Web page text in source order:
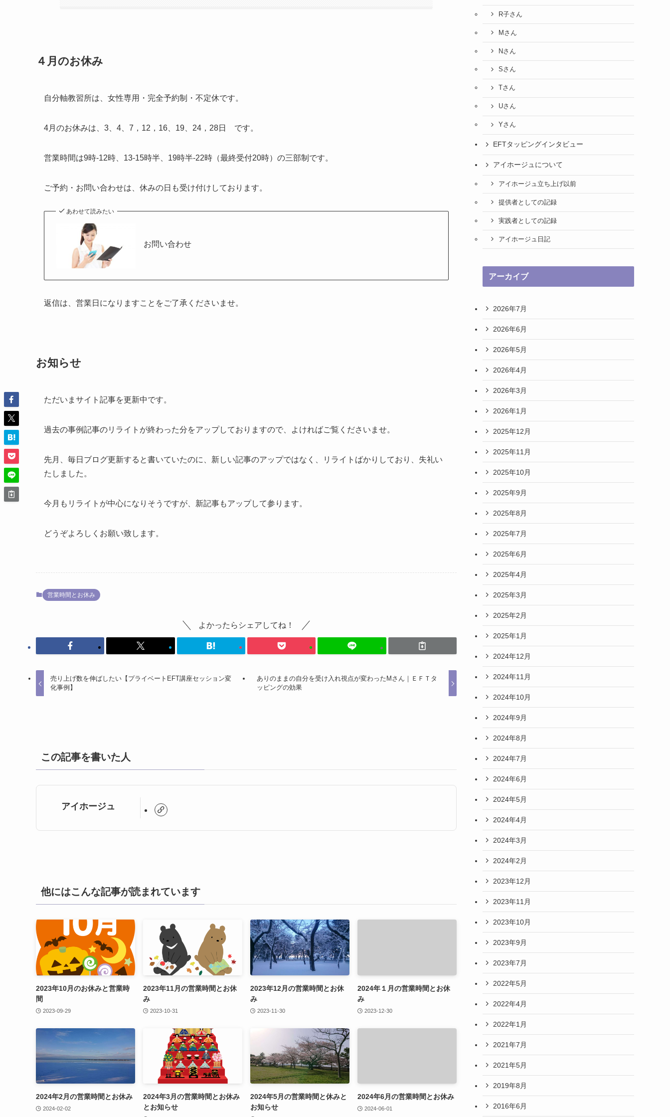
４月のお休み
自分軸教習所は、女性専用・完全予約制・不定休です。
4月のお休みは、3、4、7，12，16、19、24，28日 です。
営業時間は9時-12時、13-15時半、19時半-22時（最終受付20時）の三部制です。
ご予約・お問い合わせは、休みの日も受け付けしております。
あわせて読みたい
お問い合わせ
返信は、営業日になりますことをご了承くださいませ。
お知らせ
ただいまサイト記事を更新中です。
過去の事例記事のリライトが終わった分をアップしておりますので、よければご覧くださいませ。
先月、毎日ブログ更新すると書いていたのに、新しい記事のアップではなく、リライトばかりしており、失礼い
たしました。
今月もリライトが中心になりそうですが、新記事もアップして参ります。
どうぞよろしくお願い致します。
営業時間とお休み
よかったらシェアしてね！
売り上げ数を伸ばしたい【プライベートEFT講座セッション変
化事例】
ありのままの自分を受け入れ視点が変わったMさん｜ＥＦＴタ
ッピングの効果
この記事を書いた人
アイホージュ
他にはこんな記事が読まれています
2023年10月のお休みと営業時
間
2023-09-29
2023年11月の営業時間とお休
み
2023-10-31
2023年12月の営業時間とお休
み
2023-11-30
2024年１月の営業時間とお休
み
2023-12-30
2024年2月の営業時間とお休み
2024-02-02
2024年3月の営業時間とお休み
とお知らせ
2024年5月の営業時間と休みと
お知らせ
2024年6月の営業時間とお休み
2024-06-01
R子さん
Mさん
Nさん
Sさん
Tさん
Uさん
Yさん
EFTタッピングインタビュー
アイホージュについて
アイホージュ立ち上げ以前
提供者としての記録
実践者としての記録
アイホージュ日記
アーカイブ
2026年7月
2026年6月
2026年5月
2026年4月
2026年3月
2026年1月
2025年12月
2025年11月
2025年10月
2025年9月
2025年8月
2025年7月
2025年6月
2025年4月
2025年3月
2025年2月
2025年1月
2024年12月
2024年11月
2024年10月
2024年9月
2024年8月
2024年7月
2024年6月
2024年5月
2024年4月
2024年3月
2024年2月
2023年12月
2023年11月
2023年10月
2023年9月
2023年7月
2022年5月
2022年4月
2022年1月
2021年7月
2021年5月
2019年8月
2016年6月